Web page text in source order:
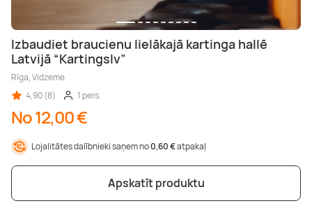
Izbaudiet braucienu lielākajā kartinga hallē
Latvijā “Kartingslv”
Rīga, Vidzeme
4,90 (8)
1 pers.
No 12,00 €
Lojalitātes dalībnieki saņem no0,60 €atpakaļ
Apskatīt produktu